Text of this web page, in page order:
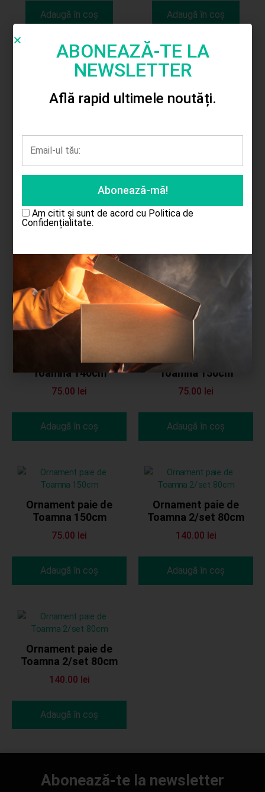
Adaugă în coș Adaugă în coș
Craciun
Adaugă în coș
Cele mai cumpărate produse
Ornament paie de
Toamna 140cm
75.00 lei
Adaugă în coș
Ornament paie de
Toamna 150cm
75.00 lei
Adaugă în coș
Ornament paie de
Toamna 150cm
75.00 lei
Adaugă în coș
Ornament paie de
Toamna 2/set 80cm
140.00 lei
Adaugă în coș
Ornament paie de
Toamna 2/set 80cm
140.00 lei
Adaugă în coș
Abonează-te la newsletter
ABONEAZĂ-TE LA
NEWSLETTER
Află rapid ultimele noutăți.
Am citit și sunt de acord cu Politica de
Confidențialitate.